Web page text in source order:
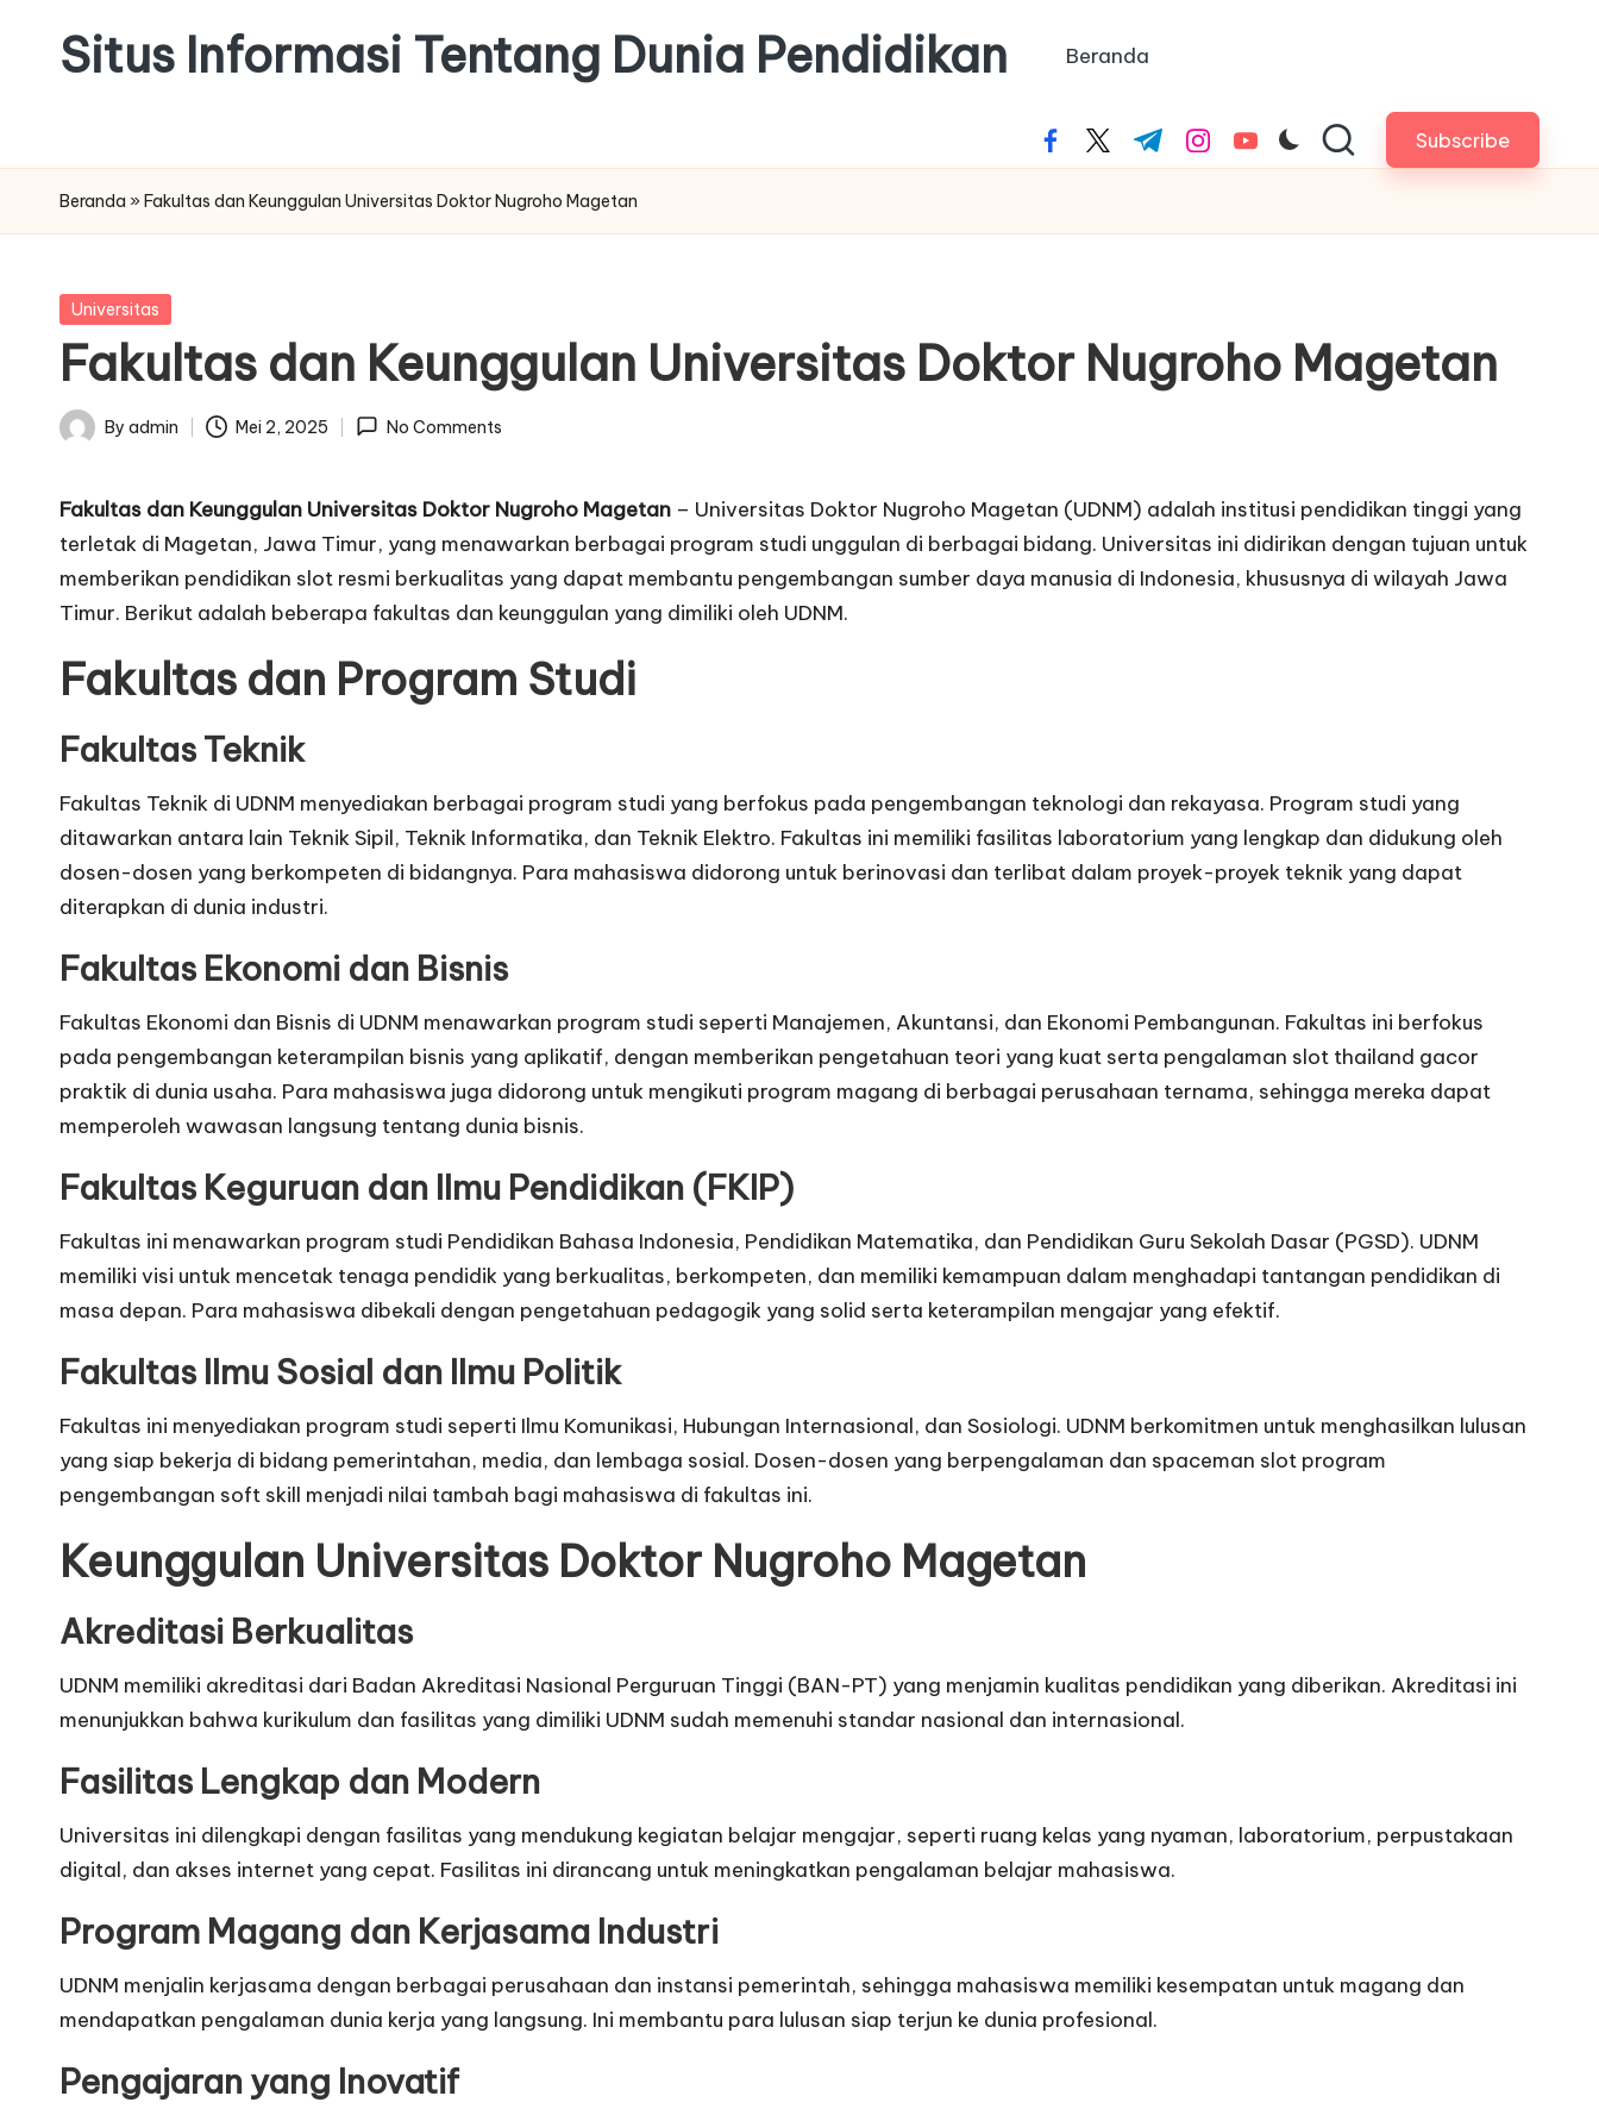
Situs Informasi Tentang Dunia Pendidikan Beranda
facebook.com
twitter.com
t.me instagram.com
youtube.com Subscribe
Beranda » Fakultas dan Keunggulan Universitas Doktor Nugroho Magetan
Posted
Universitas
Fakultas dan Keunggulan Universitas Doktor Nugroho Magetan
Posted
By admin Mei 2, 2025 No Comments
Fakultas dan Keunggulan Universitas Doktor Nugroho Magetan – Universitas Doktor Nugroho Magetan (UDNM) adalah institusi pendidikan tinggi yang
terletak di Magetan, Jawa Timur, yang menawarkan berbagai program studi unggulan di berbagai bidang. Universitas ini didirikan dengan tujuan untuk
memberikan pendidikan slot resmi berkualitas yang dapat membantu pengembangan sumber daya manusia di Indonesia, khususnya di wilayah Jawa
Timur. Berikut adalah beberapa fakultas dan keunggulan yang dimiliki oleh UDNM.
Fakultas dan Program Studi
Fakultas Teknik
Fakultas Teknik di UDNM menyediakan berbagai program studi yang berfokus pada pengembangan teknologi dan rekayasa. Program studi yang
ditawarkan antara lain Teknik Sipil, Teknik Informatika, dan Teknik Elektro. Fakultas ini memiliki fasilitas laboratorium yang lengkap dan didukung oleh
dosen-dosen yang berkompeten di bidangnya. Para mahasiswa didorong untuk berinovasi dan terlibat dalam proyek-proyek teknik yang dapat
diterapkan di dunia industri.
Fakultas Ekonomi dan Bisnis
Fakultas Ekonomi dan Bisnis di UDNM menawarkan program studi seperti Manajemen, Akuntansi, dan Ekonomi Pembangunan. Fakultas ini berfokus
pada pengembangan keterampilan bisnis yang aplikatif, dengan memberikan pengetahuan teori yang kuat serta pengalaman slot thailand gacor
praktik di dunia usaha. Para mahasiswa juga didorong untuk mengikuti program magang di berbagai perusahaan ternama, sehingga mereka dapat
memperoleh wawasan langsung tentang dunia bisnis.
Fakultas Keguruan dan Ilmu Pendidikan (FKIP)
Fakultas ini menawarkan program studi Pendidikan Bahasa Indonesia, Pendidikan Matematika, dan Pendidikan Guru Sekolah Dasar (PGSD). UDNM
memiliki visi untuk mencetak tenaga pendidik yang berkualitas, berkompeten, dan memiliki kemampuan dalam menghadapi tantangan pendidikan di
masa depan. Para mahasiswa dibekali dengan pengetahuan pedagogik yang solid serta keterampilan mengajar yang efektif.
Fakultas Ilmu Sosial dan Ilmu Politik
Fakultas ini menyediakan program studi seperti Ilmu Komunikasi, Hubungan Internasional, dan Sosiologi. UDNM berkomitmen untuk menghasilkan lulusan
yang siap bekerja di bidang pemerintahan, media, dan lembaga sosial. Dosen-dosen yang berpengalaman dan spaceman slot program
pengembangan soft skill menjadi nilai tambah bagi mahasiswa di fakultas ini.
Keunggulan Universitas Doktor Nugroho Magetan
Akreditasi Berkualitas
UDNM memiliki akreditasi dari Badan Akreditasi Nasional Perguruan Tinggi (BAN-PT) yang menjamin kualitas pendidikan yang diberikan. Akreditasi ini
menunjukkan bahwa kurikulum dan fasilitas yang dimiliki UDNM sudah memenuhi standar nasional dan internasional.
Fasilitas Lengkap dan Modern
Universitas ini dilengkapi dengan fasilitas yang mendukung kegiatan belajar mengajar, seperti ruang kelas yang nyaman, laboratorium, perpustakaan
digital, dan akses internet yang cepat. Fasilitas ini dirancang untuk meningkatkan pengalaman belajar mahasiswa.
Program Magang dan Kerjasama Industri
UDNM menjalin kerjasama dengan berbagai perusahaan dan instansi pemerintah, sehingga mahasiswa memiliki kesempatan untuk magang dan
mendapatkan pengalaman dunia kerja yang langsung. Ini membantu para lulusan siap terjun ke dunia profesional.
Pengajaran yang Inovatif